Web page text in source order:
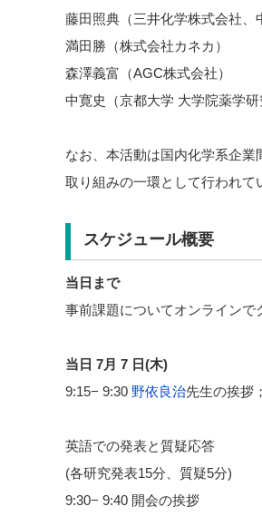
藤田照典（三井化学株式会社、
満田勝（株式会社カネカ）
森澤義富（AGC株式会社）
中寛史（京都大学 大学院薬学研
なお、本活動は国内化学系企業
取り組みの一環として行われて
スケジュール概要
当日まで
事前課題についてオンラインで
当日 7月 7 日(木)
9:15− 9:30 野依良治先生の挨拶
英語での発表と質疑応答
(各研究発表15分、質疑5分)
9:30− 9:40 開会の挨拶